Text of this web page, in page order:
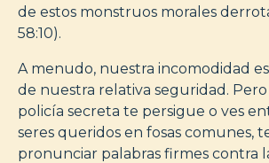
de estos monstruos morales
58:10).
A menudo, nuestra incomodidad
de nuestra relativa seguridad.
policía secreta te persigue o ves
seres queridos en fosas comunes,
pronunciar palabras firmes contra